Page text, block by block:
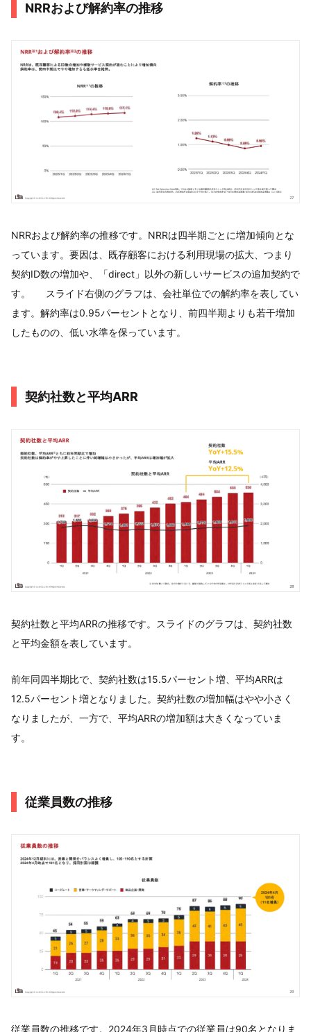
NRRおよび解約率の推移
NRRおよび解約率の推移です。NRRは四半期ごとに増加傾向とな
っています。要因は、既存顧客における利用現場の拡大、つまり
契約ID数の増加や、「direct」以外の新しいサービスの追加契約で
す。 スライド右側のグラフは、会社単位での解約率を表してい
ます。解約率は0.95パーセントとなり、前四半期よりも若干増加
したものの、低い水準を保っています。
契約社数と平均ARR
契約社数と平均ARRの推移です。スライドのグラフは、契約社数
と平均金額を表しています。
前年同四半期比で、契約社数は15.5パーセント増、平均ARRは
12.5パーセント増となりました。契約社数の増加幅はやや小さく
なりましたが、一方で、平均ARRの増加額は大きくなっていま
す。
従業員数の推移
従業員数の推移です。2024年3月時点での従業員は90名となりま